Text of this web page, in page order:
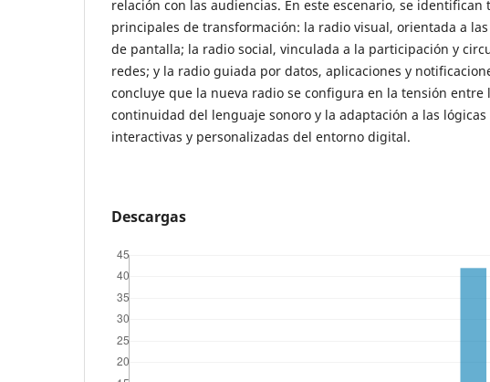
relación con las audiencias. En este escenario, se identifican
principales de transformación: la radio visual, orientada a
de pantalla; la radio social, vinculada a la participación y
redes; y la radio guiada por datos, aplicaciones y
concluye que la nueva radio se configura en la tensión entre
continuidad del lenguaje sonoro y la adaptación a las lógicas
interactivas y personalizadas del entorno digital.
Descargas